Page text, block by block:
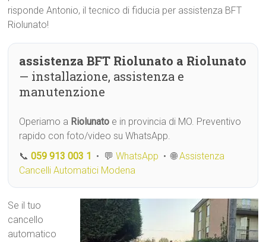
risponde Antonio, il tecnico di fiducia per assistenza BFT
Riolunato!
assistenza BFT Riolunato a Riolunato
— installazione, assistenza e
manutenzione
Operiamo a Riolunato e in provincia di MO. Preventivo
rapido con foto/video su WhatsApp.
📞059 913 003 1 • 💬WhatsApp • 🌐Assistenza
Cancelli Automatici Modena
Se il tuo
cancello
automatico